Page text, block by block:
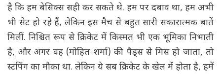
है कि हम बेसिक्स सही कर सकते थे. हम पर दबाव था, हम अभी
भी सेट हो रहे हैं, लेकिन इस मैच से बहुत सारी सकारात्मक बातें
मिलीं. निश्चित रूप से क्रिकेट में किस्मत भी एक भूमिका निभाती
है, और अगर वह (मोहित शर्मा) की पैड्स से मिस हो जाता, तो
स्टंपिंग का मौका था. लेकिन ये सब क्रिकेट के खेल में होता है, हमें